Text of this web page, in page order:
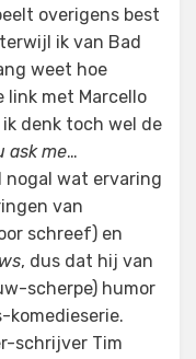
overigens best
ik van Bad
weet hoe
link met Marcello
denk toch wel de
ask me…
nogal wat ervaring
van
schreef) en
, dus dat hij van
scherpe) humor
komedieserie.
schrijver Tim